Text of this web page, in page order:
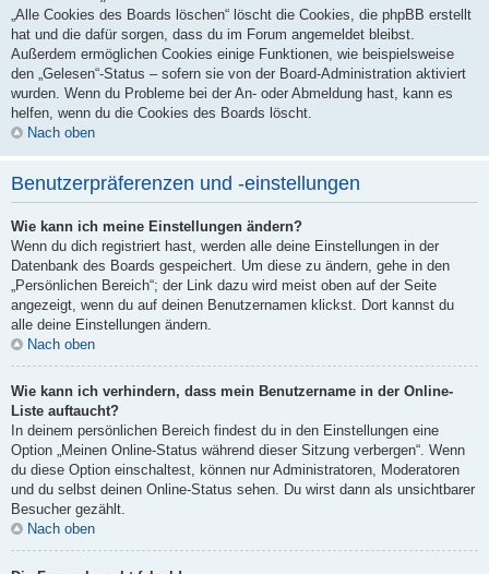
„Alle Cookies des Boards löschen“ löscht die Cookies, die phpBB erstellt
hat und die dafür sorgen, dass du im Forum angemeldet bleibst.
Außerdem ermöglichen Cookies einige Funktionen, wie beispielsweise
den „Gelesen“-Status – sofern sie von der Board-Administration aktiviert
wurden. Wenn du Probleme bei der An- oder Abmeldung hast, kann es
helfen, wenn du die Cookies des Boards löscht.
Nach oben
Benutzerpräferenzen und -einstellungen
Wie kann ich meine Einstellungen ändern?
Wenn du dich registriert hast, werden alle deine Einstellungen in der
Datenbank des Boards gespeichert. Um diese zu ändern, gehe in den
„Persönlichen Bereich“; der Link dazu wird meist oben auf der Seite
angezeigt, wenn du auf deinen Benutzernamen klickst. Dort kannst du
alle deine Einstellungen ändern.
Nach oben
Wie kann ich verhindern, dass mein Benutzername in der Online-
Liste auftaucht?
In deinem persönlichen Bereich findest du in den Einstellungen eine
Option „Meinen Online-Status während dieser Sitzung verbergen“. Wenn
du diese Option einschaltest, können nur Administratoren, Moderatoren
und du selbst deinen Online-Status sehen. Du wirst dann als unsichtbarer
Besucher gezählt.
Nach oben